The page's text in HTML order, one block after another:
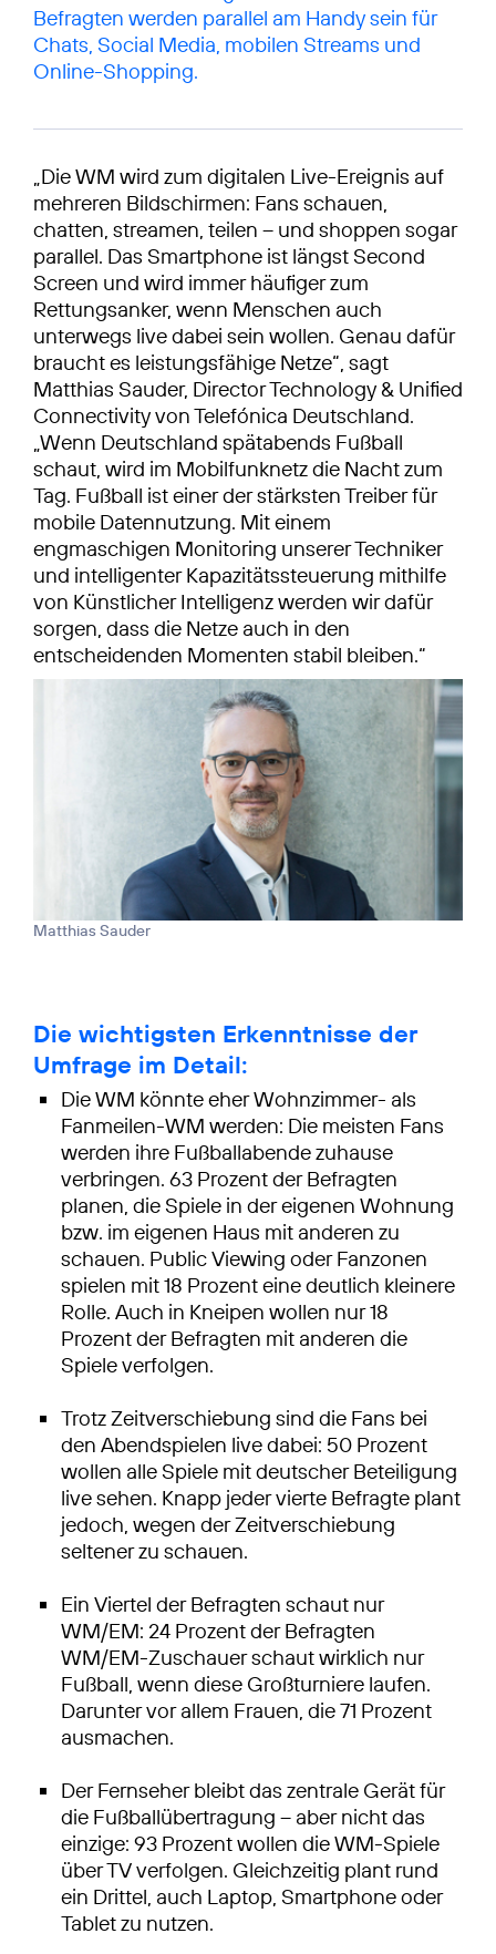
Befragten werden parallel am Handy sein für
Chats, Social Media, mobilen Streams und
Online-Shopping.
„Die WM wird zum digitalen Live-Ereignis auf
mehreren Bildschirmen: Fans schauen,
chatten, streamen, teilen – und shoppen sogar
parallel. Das Smartphone ist längst Second
Screen und wird immer häufiger zum
Rettungsanker, wenn Menschen auch
unterwegs live dabei sein wollen. Genau dafür
braucht es leistungsfähige Netze“, sagt
Matthias Sauder, Director Technology & Unified
Connectivity von Telefónica Deutschland.
„Wenn Deutschland spätabends Fußball
schaut, wird im Mobilfunknetz die Nacht zum
Tag. Fußball ist einer der stärksten Treiber für
mobile Datennutzung. Mit einem
engmaschigen Monitoring unserer Techniker
und intelligenter Kapazitätssteuerung mithilfe
von Künstlicher Intelligenz werden wir dafür
sorgen, dass die Netze auch in den
entscheidenden Momenten stabil bleiben.“
Matthias Sauder
Die wichtigsten Erkenntnisse der
Umfrage im Detail:
Die WM könnte eher Wohnzimmer- als
Fanmeilen-WM werden: Die meisten Fans
werden ihre Fußballabende zuhause
verbringen. 63 Prozent der Befragten
planen, die Spiele in der eigenen Wohnung
bzw. im eigenen Haus mit anderen zu
schauen. Public Viewing oder Fanzonen
spielen mit 18 Prozent eine deutlich kleinere
Rolle. Auch in Kneipen wollen nur 18
Prozent der Befragten mit anderen die
Spiele verfolgen.
Trotz Zeitverschiebung sind die Fans bei
den Abendspielen live dabei: 50 Prozent
wollen alle Spiele mit deutscher Beteiligung
live sehen. Knapp jeder vierte Befragte plant
jedoch, wegen der Zeitverschiebung
seltener zu schauen.
Ein Viertel der Befragten schaut nur
WM/EM: 24 Prozent der Befragten
WM/EM-Zuschauer schaut wirklich nur
Fußball, wenn diese Großturniere laufen.
Darunter vor allem Frauen, die 71 Prozent
ausmachen.
Der Fernseher bleibt das zentrale Gerät für
die Fußballübertragung – aber nicht das
einzige: 93 Prozent wollen die WM-Spiele
über TV verfolgen. Gleichzeitig plant rund
ein Drittel, auch Laptop, Smartphone oder
Tablet zu nutzen.